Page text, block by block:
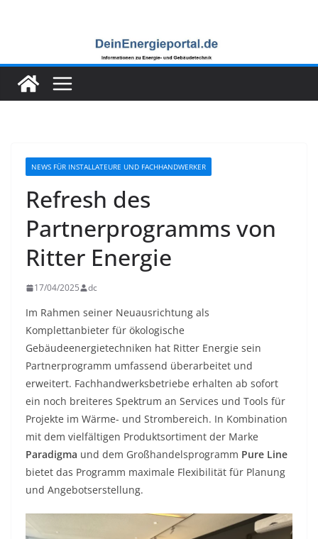
NEWS FÜR INSTALLATEURE UND FACHHANDWERKER
Refresh des
Partnerprogramms von
Ritter Energie
17/04/2025 dc
Im Rahmen seiner Neuausrichtung als
Komplettanbieter für ökologische
Gebäudeenergietechniken hat Ritter Energie sein
Partnerprogramm umfassend überarbeitet und
erweitert. Fachhandwerksbetriebe erhalten ab sofort
ein noch breiteres Spektrum an Services und Tools für
Projekte im Wärme- und Strombereich. In Kombination
mit dem vielfältigen Produktsortiment der Marke
Paradigma und dem Großhandelsprogramm Pure Line
bietet das Programm maximale Flexibilität für Planung
und Angebotserstellung.